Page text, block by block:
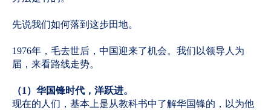
先说我们如何落到这步田地。
1976年，毛去世后，中国迎来了机会。我们以领导人为
届，来看路线走势。
（1）华国锋时代，洋跃进。
现在的人们，基本上是从教科书中了解华国锋的，以为他